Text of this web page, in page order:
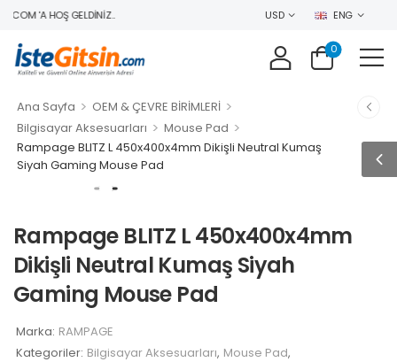
'A HOŞ GELDINIZ.. USD ENG
0
Ana Sayfa > OEM & ÇEVRE BİRİMLERİ >
Bilgisayar Aksesuarları > Mouse Pad >
Rampage BLITZ L 450x400x4mm Dikişli Neutral Kumaş
Siyah Gaming Mouse Pad
Rampage BLITZ L 450x400x4mm
Dikişli Neutral Kumaş Siyah
Gaming Mouse Pad
Marka: RAMPAGE
Kategoriler: Bilgisayar Aksesuarları, Mouse Pad,